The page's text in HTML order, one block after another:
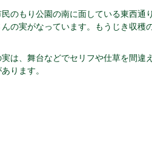
のもり公園の南に面している東西通
の実がなっています。もうじき収穫
実は、舞台などでセリフや仕草を間違
ります。